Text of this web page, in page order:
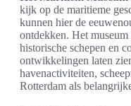
kijk op de maritieme
kunnen hier de
ontdekken. Het
historische schepen en
ontwikkelingen laten
havenactiviteiten,
Rotterdam als